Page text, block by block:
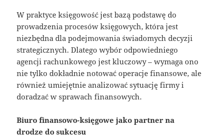
W praktyce księgowość jest bazą podstawę do
prowadzenia procesów księgowych, która jest
niezbędna dla podejmowania świadomych decyzji
strategicznych. Dlatego wybór odpowiedniego
agencji rachunkowego jest kluczowy – wymaga ono
nie tylko dokładnie notować operacje finansowe, ale
również umiejętnie analizować sytuację firmy i
doradzać w sprawach finansowych.
Biuro finansowo-księgowe jako partner na
drodze do sukcesu